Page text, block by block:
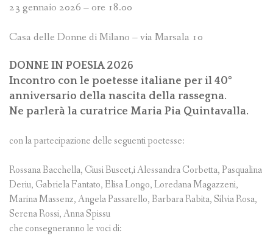
23 gennaio 2026 – ore 18.00
Casa delle Donne di Milano – via Marsala 10
DONNE IN POESIA 2026
Incontro con le poetesse italiane per il 40°
anniversario della nascita della rassegna.
Ne parlerà la curatrice Maria Pia Quintavalla.
con la partecipazione delle seguenti poetesse:
Rossana Bacchella, Giusi Buscet,i Alessandra Corbetta, Pasqualina
Deriu, Gabriela Fantato, Elisa Longo, Loredana Magazzeni,
Marina Massenz, Angela Passarello, Barbara Rabita, Silvia Rosa,
Serena Rossi, Anna Spissu
che consegneranno le voci di: